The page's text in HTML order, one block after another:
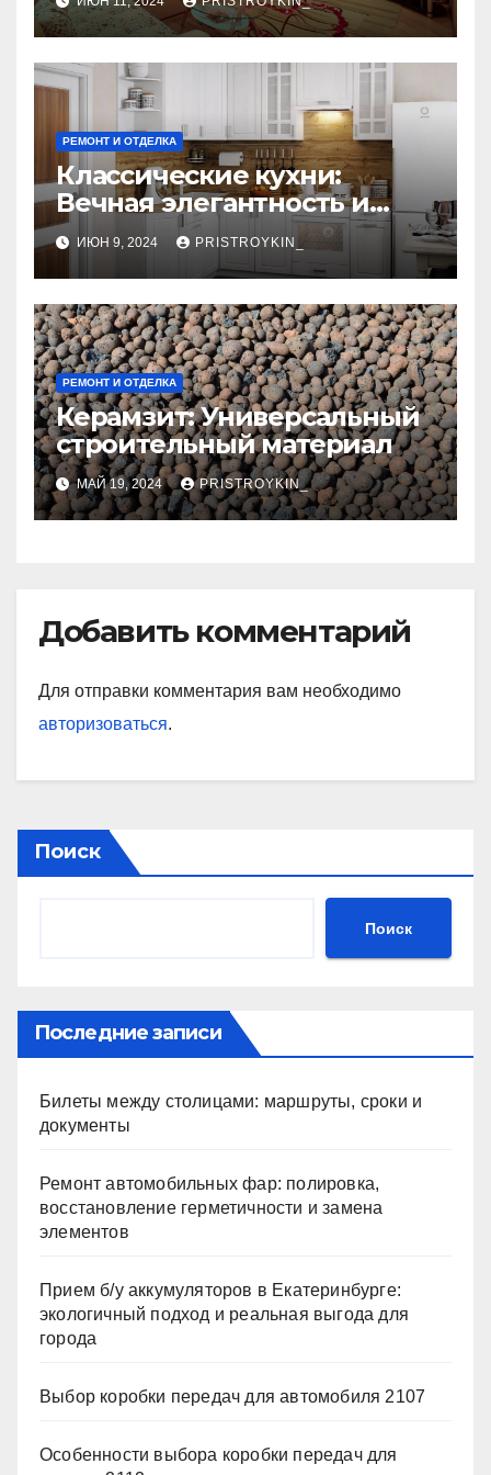
РЕМОНТ И ОТДЕЛКА
Классические кухни:
Вечная элегантность и
практичность
ИЮН 9, 2024 PRISTROYKIN_
РЕМОНТ И ОТДЕЛКА
Керамзит: Универсальный
строительный материал
МАЙ 19, 2024 PRISTROYKIN_
Добавить комментарий
Для отправки комментария вам необходимо
авторизоваться.
Поиск
Поиск
Последние записи
Билеты между столицами: маршруты, сроки и
документы
Ремонт автомобильных фар: полировка,
восстановление герметичности и замена
элементов
Прием б/у аккумуляторов в Екатеринбурге:
экологичный подход и реальная выгода для
города
Выбор коробки передач для автомобиля 2107
Особенности выбора коробки передач для